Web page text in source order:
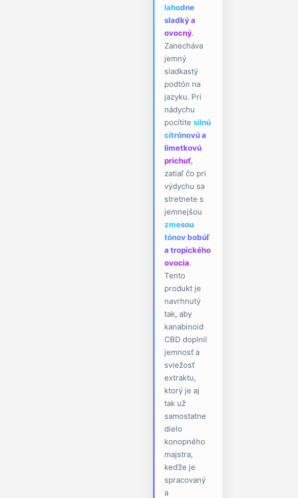
lahodne
sladký a
ovocný.
Zanecháva
jemný
sladkastý
podtón na
jazyku. Pri
nádychu
pocítite silnú
citrónovú a
limetkovú
príchuť,
zatiaľ čo pri
výdychu sa
stretnete s
jemnejšou
zmesou
tónov bobúľ
a tropického
ovocia.
Tento
produkt je
navrhnutý
tak, aby
kanabinoid
CBD doplnil
jemnosť a
sviežosť
extraktu,
ktorý je aj
tak už
samostatne
dielo
konopného
majstra,
keďže je
spracovaný
a